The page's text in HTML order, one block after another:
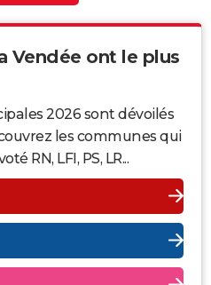
Vendée ont le plus
2026 sont dévoilés
les communes qui
RN, LFI, PS, LR...